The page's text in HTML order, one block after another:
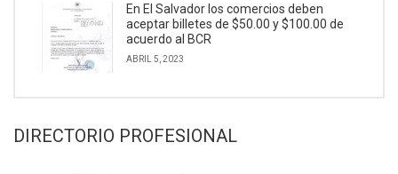
En El Salvador los comercios deben
aceptar billetes de $50.00 y $100.00 de
acuerdo al BCR
ABRIL 5, 2023
DIRECTORIO PROFESIONAL